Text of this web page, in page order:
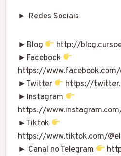
► Redes Sociais
►Blog
http://
►Facebock
https://
►Twitter
https://
►Instagram
https://
►Tiktok
https://www.tiktok.com/
► Canal no Telegram